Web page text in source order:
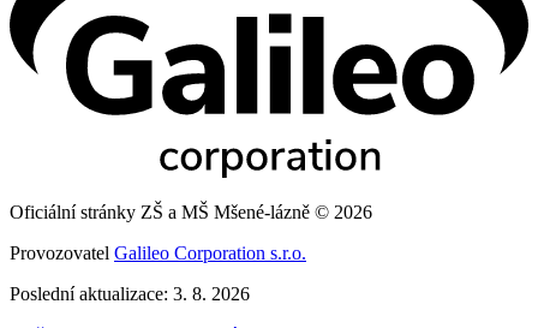
Oficiální stránky ZŠ a MŠ Mšené-lázně © 2026
Provozovatel Galileo Corporation s.r.o.
Poslední aktualizace: 3. 8. 2026